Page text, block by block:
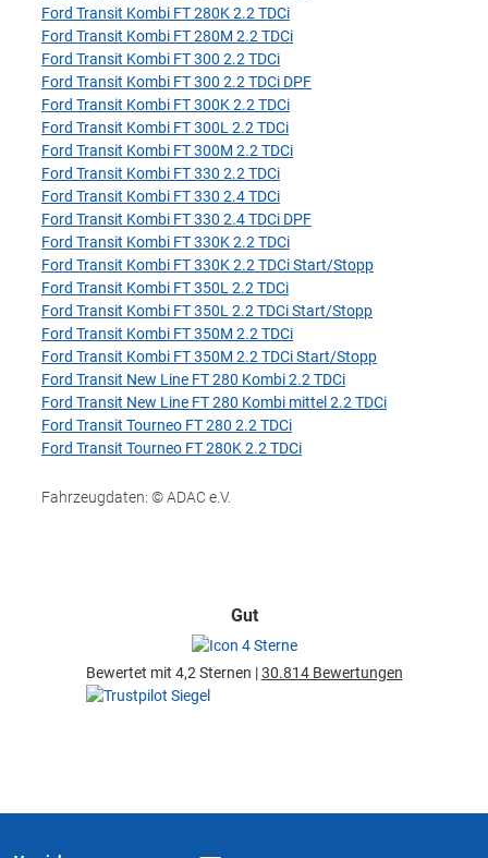
Ford Transit Kombi FT 280K 2.2 TDCi
Ford Transit Kombi FT 280M 2.2 TDCi
Ford Transit Kombi FT 300 2.2 TDCi
Ford Transit Kombi FT 300 2.2 TDCi DPF
Ford Transit Kombi FT 300K 2.2 TDCi
Ford Transit Kombi FT 300L 2.2 TDCi
Ford Transit Kombi FT 300M 2.2 TDCi
Ford Transit Kombi FT 330 2.2 TDCi
Ford Transit Kombi FT 330 2.4 TDCi
Ford Transit Kombi FT 330 2.4 TDCi DPF
Ford Transit Kombi FT 330K 2.2 TDCi
Ford Transit Kombi FT 330K 2.2 TDCi Start/Stopp
Ford Transit Kombi FT 350L 2.2 TDCi
Ford Transit Kombi FT 350L 2.2 TDCi Start/Stopp
Ford Transit Kombi FT 350M 2.2 TDCi
Ford Transit Kombi FT 350M 2.2 TDCi Start/Stopp
Ford Transit New Line FT 280 Kombi 2.2 TDCi
Ford Transit New Line FT 280 Kombi mittel 2.2 TDCi
Ford Transit Tourneo FT 280 2.2 TDCi
Ford Transit Tourneo FT 280K 2.2 TDCi
Fahrzeugdaten: © ADAC e.V.
Gut
Bewertet mit 4,2 Sternen |30.814 Bewertungen